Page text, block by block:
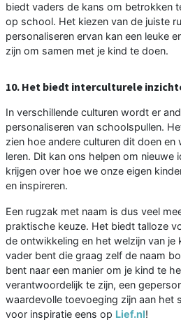
biedt vaders de kans om betrokken
op school. Het kiezen van de juiste
personaliseren ervan kan een leuke
zijn om samen met je kind te doen.
10. Het biedt interculturele
In verschillende culturen wordt er
personaliseren van schoolspullen.
zien hoe andere culturen dit doen en
leren. Dit kan ons helpen om nieuwe
krijgen over hoe we onze eigen
en inspireren.
Een rugzak met naam is dus veel
praktische keuze. Het biedt talloze
de ontwikkeling en het welzijn van je
vader bent die graag zelf de naam
bent naar een manier om je kind te
verantwoordelijk te zijn, een
waardevolle toevoeging zijn aan het
voor inspiratie eens op Lief.nl!